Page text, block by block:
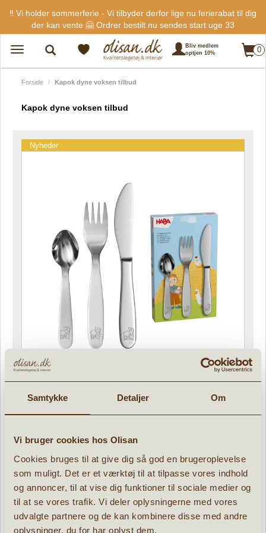
Samtykke Detaljer Om
Vi bruger cookies hos Olisan
Cookies bruges til at give dig så god en brugeroplevelse
som muligt. Det er et værktøj til at tilpasse vores indhold
og annoncer, til at vise dig funktioner til sociale medier og
til at se vores trafik. Vi deler oplysningerne med vores
udvalgte partnere og de kan kombinere disse med andre
oplysninger, du for har oplyst dem.
‼️ Vi holder sommerferie - Vi tilbyder derfor lige nu ferierabat til dig
der kan vente 🤗 Ordrer bestilt nu sendes start uge 33
Toggle
navigation
Bliv medlem
optjen 10%
0
Forside Kapok dyne voksen tilbud
Kapok dyne voksen tilbud
Nyheder